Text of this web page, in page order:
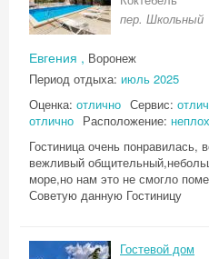
пер.
Евгения , Воронеж
Период отдыха: июль 2025
Оценка: отлично Сервис:
отлично Расположение:
Гостиница очень понравилась,
вежливый
море,но нам это не смогло
Советую данную Гостиницу
Гостевой дом